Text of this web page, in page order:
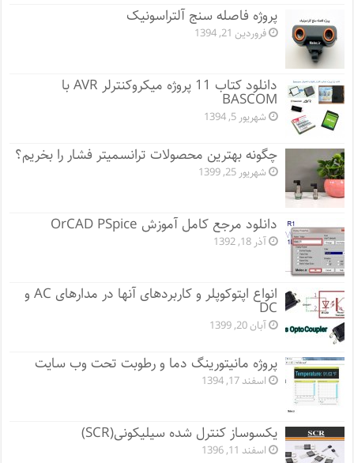
پروژه فاصله سنج آلتراسونیک
فروردین 21, 1394
دانلود کتاب 11 پروژه میکروکنترلر AVR با
BASCOM
شهریور 5, 1394
چگونه بهترین محصولات ترانسمیتر فشار را بخریم؟
شهریور 25, 1399
دانلود مرجع کامل آموزش OrCAD PSpice
آذر 18, 1392
انواع اپتوکوپلر و کاربردهای آنها در مدارهای AC و
DC
آبان 20, 1399
پروژه مانيتورينگ دما و رطوبت تحت وب سایت
اسفند 17, 1394
یکسوساز کنترل شده سیلیکونی(SCR)
اسفند 11, 1396